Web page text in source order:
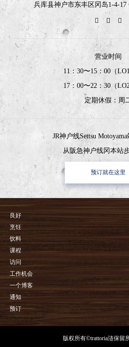
兵库县神户市东丰区冈岛1-4-17
营业时间
11：30〜15：00（
17：00〜22：30（
定期休假：周
JR神户线Settsu
从阪急神户线冈本站
预订就在这里
良好
烹饪
饮料
课程
访问
工作机会
一个博客
通知
预订
版权所有©trattoria涟保留